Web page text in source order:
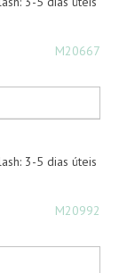
M20667
M20992